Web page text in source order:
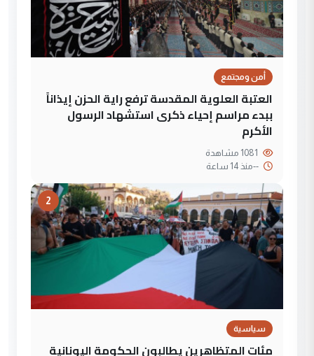
أمن ومجتمع
العتبة العلوية المقدسة ترفع راية الحزن إيذاناً
ببدء مراسم إحياء ذكرى استشهاد الرسول
الأكرم
--منذ 14 ساعة
2
سياسية
مئات المتظاهرين يطالبون الحكومة اليونانية